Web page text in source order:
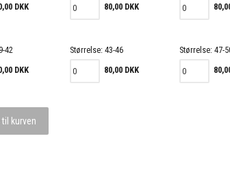
DKK
80,00 DKK
42
DKK
Størrelse: 43-46
80,00 DKK
Størrelse:47-
kurven